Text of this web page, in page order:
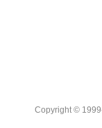
Copyright ©